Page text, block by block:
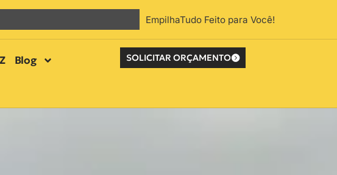
EmpilhaTudo Feito para Você!
Blog
SOLICITAR ORÇAMENTO